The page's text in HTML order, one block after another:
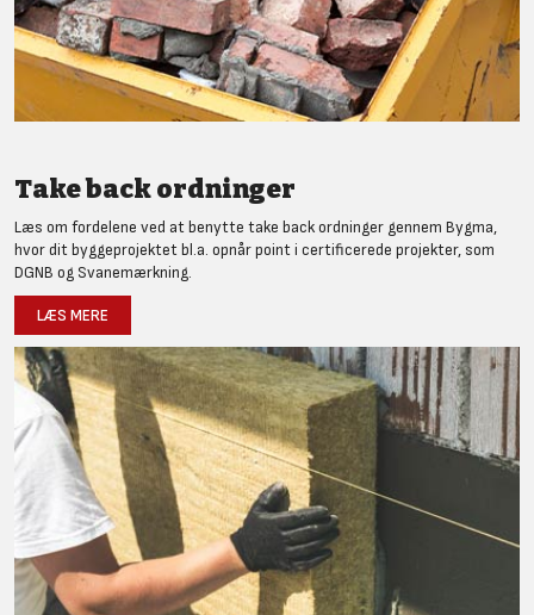
Take back ordninger
Læs om fordelene ved at benytte take back ordninger gennem Bygma,
hvor dit byggeprojektet bl.a. opnår point i certificerede projekter, som
DGNB og Svanemærkning.
LÆS MERE